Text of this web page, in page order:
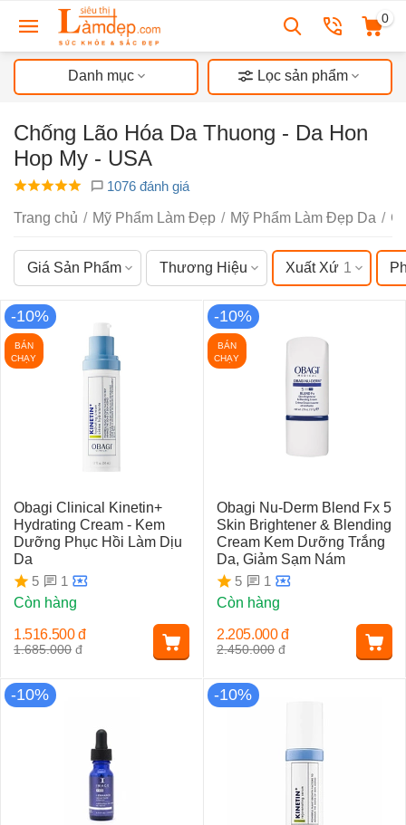
0
Danh mục Lọc sản phẩm
Chống Lão Hóa Da Thuong - Da Hon
Hop My - USA
1076 đánh giá
Trang chủ / Mỹ Phẩm Làm Đẹp / Mỹ Phẩm Làm Đẹp Da /
Giá Sản Phẩm Thương Hiệu Xuất Xứ 1
-10%
BÁN
CHẠY
Obagi Clinical Kinetin+
Hydrating Cream - Kem
Dưỡng Phục Hồi Làm Dịu
Da
5
1
Còn hàng
1.685.000 đ
1.516.500 đ
-10%
BÁN
CHẠY
Obagi Nu-Derm Blend Fx 5
Skin Brightener & Blending
Cream Kem Dưỡng Trắng
Da, Giảm Sạm Nám
5
1
Còn hàng
2.450.000 đ
2.205.000 đ
-10% -10%